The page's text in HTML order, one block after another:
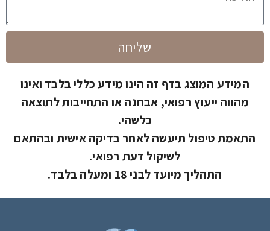
שליחה
המידע המוצג בדף זה הינו מידע כללי בלבד ואינו
מהווה ייעוץ רפואי, אבחנה או התחייבות לתוצאה
כלשהי.
התאמת טיפול תיעשה לאחר בדיקה אישית ובהתאם
לשיקול דעת רפואי.
התהליך מיועד לבני 18 ומעלה בלבד.